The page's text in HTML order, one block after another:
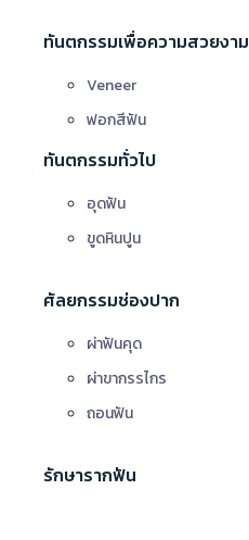
ทันตกรรมเพื่อความสวยงาม
Veneer
ฟอกสีฟัน
ทันตกรรมทั่วไป
อุดฟัน
ขูดหินปูน
ศัลยกรรมช่องปาก
ผ่าฟันคุด
ผ่าขากรรไกร
ถอนฟัน
รักษารากฟัน